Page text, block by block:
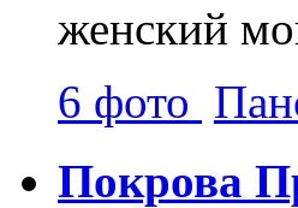
женский
6 фото
Покрова